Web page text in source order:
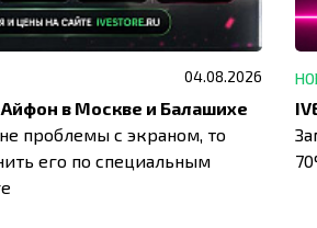
04.08.2026
в Москве и Балашихе
проблемы с экраном, то
его по специальным